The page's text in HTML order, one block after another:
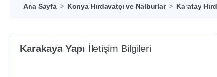
Ana Sayfa Konya Hırdavatçı ve Nalburlar Karatay
Karakaya Yapı İletişim Bilgileri